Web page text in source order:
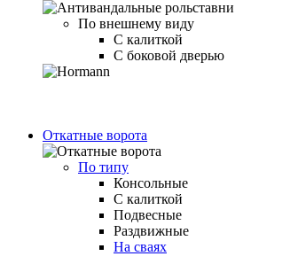
По внешнему виду
С калиткой
С боковой дверью
Откатные ворота
По типу
Консольные
С калиткой
Подвесные
Раздвижные
На сваях